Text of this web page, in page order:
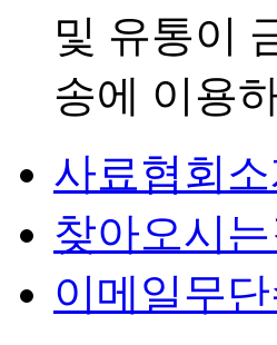
및 유통이
송에 이용
사료협회소
찾아오시는
이메일무